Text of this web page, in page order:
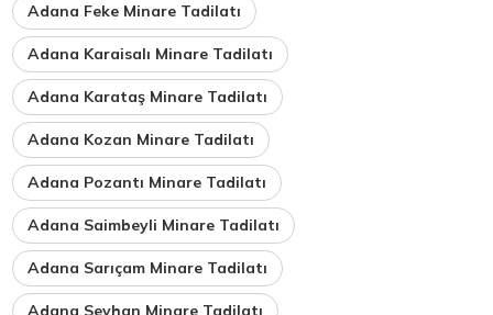
Adana Feke Minare Tadilatı
Adana Karaisalı Minare Tadilatı
Adana Karataş Minare Tadilatı
Adana Kozan Minare Tadilatı
Adana Pozantı Minare Tadilatı
Adana Saimbeyli Minare Tadilatı
Adana Sarıçam Minare Tadilatı
Adana Seyhan Minare Tadilatı